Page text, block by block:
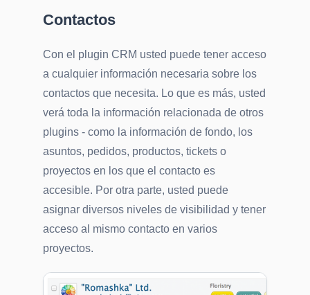
Contactos
Con el plugin CRM usted puede tener acceso
a cualquier información necesaria sobre los
contactos que necesita. Lo que es más, usted
verá toda la información relacionada de otros
plugins - como la información de fondo, los
asuntos, pedidos, productos, tickets o
proyectos en los que el contacto es
accesible. Por otra parte, usted puede
asignar diversos niveles de visibilidad y tener
acceso al mismo contacto en varios
proyectos.